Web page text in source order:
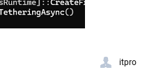
itpro